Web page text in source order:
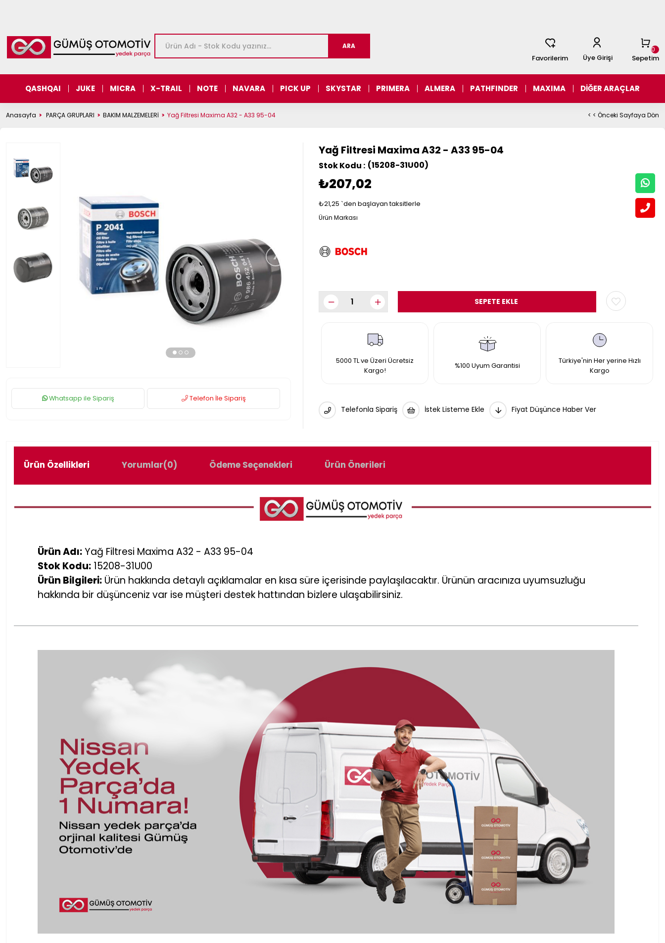
Sepetim
0
Favorilerim
Üye Girişi
QASHQAI JUKE MICRA X-TRAIL NOTE NAVARA PICK UP SKYSTAR PRIMERA ALMERA PATHFINDER MAXIMA DİĞER ARAÇLAR
Anasayfa PARÇA GRUPLARI BAKIM MALZEMELERİ Yağ Filtresi Maxima A32 - A33 95-04 < < Önceki Sayfaya Dön
›
Whatsapp ile Sipariş Telefon İle Sipariş
Yağ Filtresi Maxima A32 - A33 95-04
(15208-31U00)
₺207,02
₺21,25 `den başlayan taksitlerle
5000 TL ve Üzeri Ücretsiz
Kargo!
%100 Uyum Garantisi
Türkiye'nin Her yerine Hızlı
Kargo
Telefonla Sipariş İstek Listeme Ekle Fiyat Düşünce Haber Ver
Ürün Özellikleri Yorumlar(0) Ödeme Seçenekleri Ürün Önerileri
Ürün Adı:Yağ Filtresi Maxima A32 - A33 95-04
Stok Kodu: 15208-31U00
Ürün Bilgileri: Ürün hakkında detaylı açıklamalar en kısa süre içerisinde paylaşılacaktır. Ürünün aracınıza uyumsuzluğu
hakkında bir düşünceniz var ise müşteri destek hattından bizlere ulaşabilirsiniz.